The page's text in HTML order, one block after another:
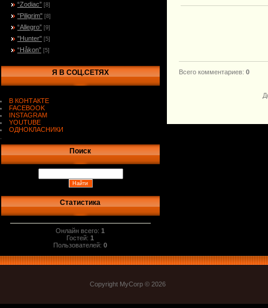
“Zodiac” [8]
"Piligrim" [8]
“Allegro” [9]
"Hunter" [5]
“Håkon” [5]
Я В СОЦ.СЕТЯХ
В КОНТАКТЕ
FACEBOOK
INSTAGRAM
YOUTUBE
ОДНОКЛАСНИКИ
Поиск
Статистика
Онлайн всего:1
Гостей:1
Пользователей:0
Всего комментариев: 0
Copyright MyCorp © 2026